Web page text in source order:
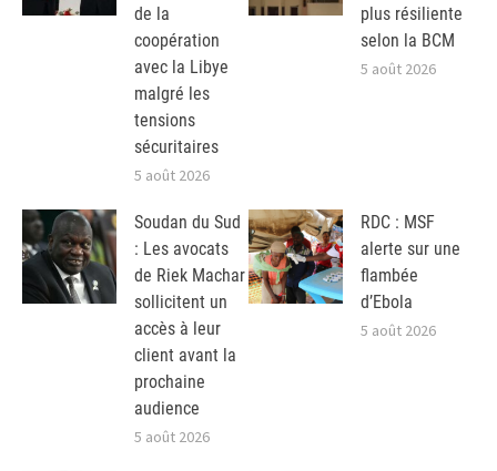
de la
coopération
avec la Libye
malgré les
tensions
sécuritaires
5 août 2026
plus résiliente
selon la BCM
5 août 2026
Soudan du Sud
: Les avocats
de Riek Machar
sollicitent un
accès à leur
client avant la
prochaine
audience
5 août 2026
RDC : MSF
alerte sur une
flambée
d’Ebola
5 août 2026